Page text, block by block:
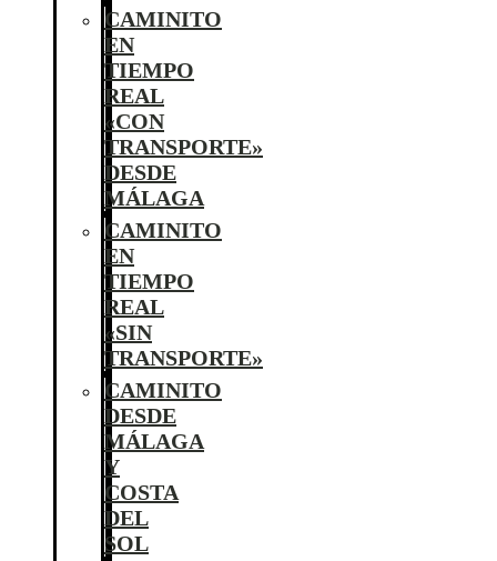
CAMINITO
EN
TIEMPO
REAL
«CON
TRANSPORTE»
DESDE
MÁLAGA
CAMINITO
EN
TIEMPO
REAL
«SIN
TRANSPORTE»
CAMINITO
DESDE
MÁLAGA
Y
COSTA
DEL
SOL